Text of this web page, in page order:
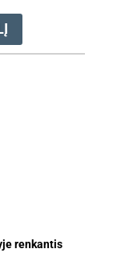
renkantis